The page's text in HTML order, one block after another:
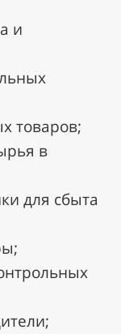
и
товаров;
в
для сбыта